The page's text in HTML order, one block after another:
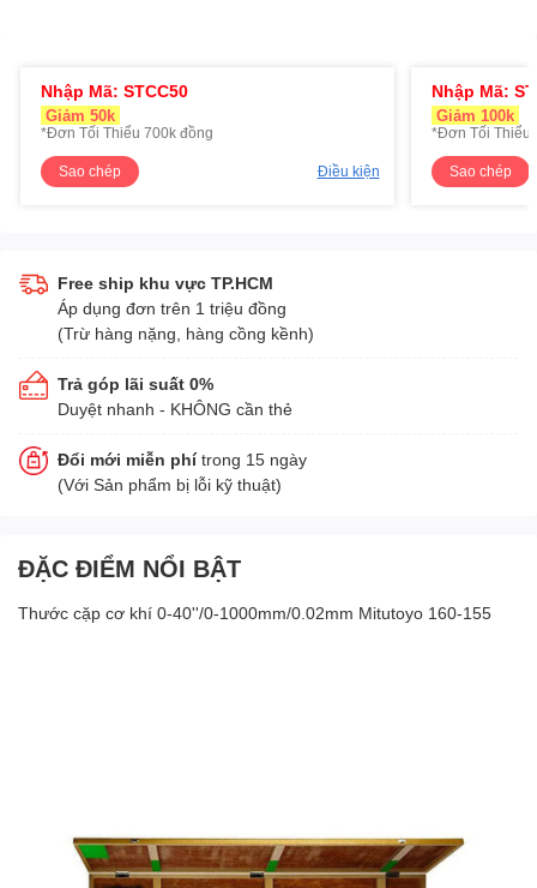
Nhập Mã: STCC50
Giảm 50k
*Đơn Tối Thiểu 700k đồng
Sao chép Điều kiện
Nhập Mã:
Giảm 100k
*Đơn Tối Thiểu
Sao chép
Free ship khu vực TP.HCM
Áp dụng đơn trên 1 triệu đồng
(Trừ hàng nặng, hàng cồng kềnh)
Trả góp lãi suất 0%
Duyệt nhanh - KHÔNG cần thẻ
Đổi mới miễn phítrong 15 ngày
(Với Sản phẩm bị lỗi kỹ thuật)
ĐẶC ĐIỂM NỔI BẬT
Thước cặp cơ khí 0-40''/0-1000mm/0.02mm Mitutoyo 160-155